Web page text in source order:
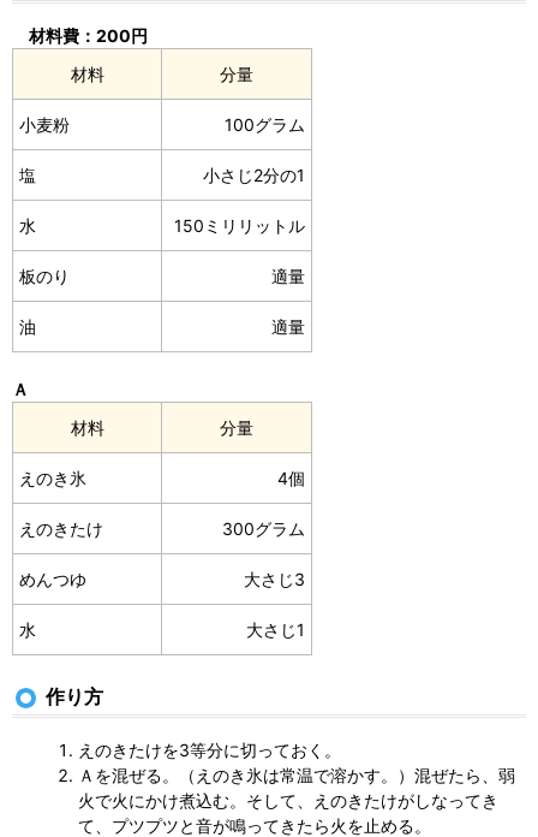
材料費：200円
材料
分量
小麦粉 100グラム
塩 小さじ2分の1
水 150ミリリットル
板のり 適量
油 適量
Ａ
材料
分量
えのき氷 4個
えのきたけ 300グラム
めんつゆ 大さじ3
水 大さじ1
作り方
えのきたけを3等分に切っておく。
Ａを混ぜる。（えのき氷は常温で溶かす。）混ぜたら、弱
火で火にかけ煮込む。そして、えのきたけがしなってき
て、プツプツと音が鳴ってきたら火を止める。